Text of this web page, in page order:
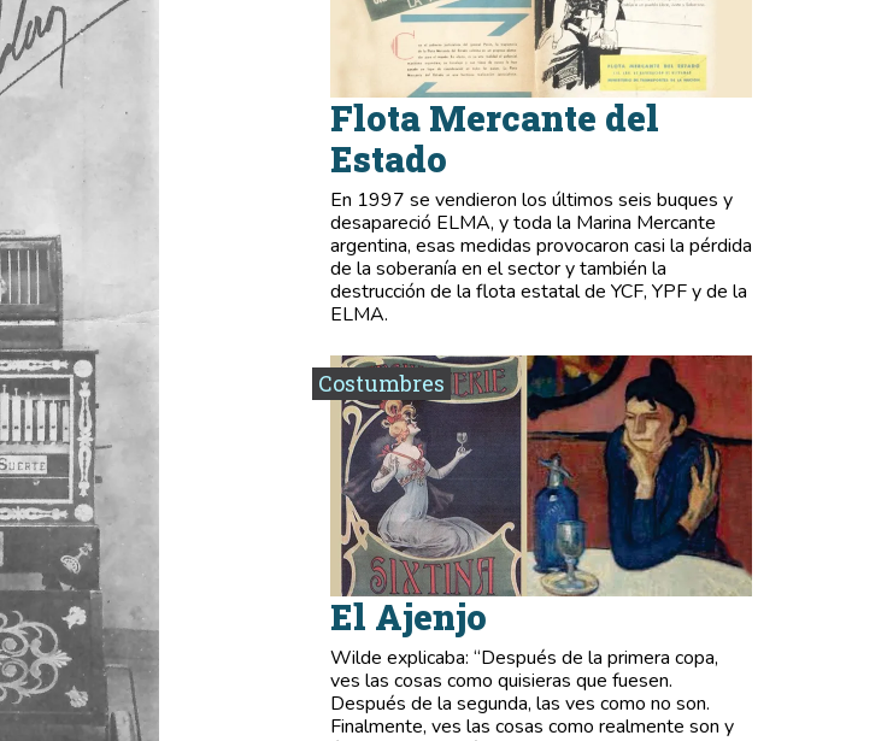
Flota Mercante del
Estado
En 1997 se vendieron los últimos seis buques y
desapareció ELMA, y toda la Marina Mercante
argentina, esas medidas provocaron casi la pérdida
de la soberanía en el sector y también la
destrucción de la flota estatal de YCF, YPF y de la
ELMA.
Costumbres
El Ajenjo
Wilde explicaba: “Después de la primera copa,
ves las cosas como quisieras que fuesen.
Después de la segunda, las ves como no son.
Finalmente, ves las cosas como realmente son y